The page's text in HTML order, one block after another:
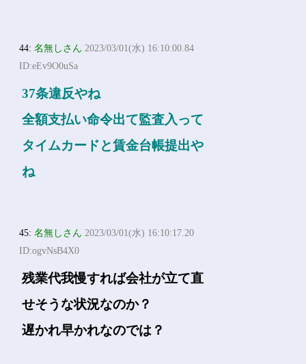
44:名無しさん 2023/03/01(水) 16:10:00.84
ID:eEv9O0uSa
37条違反やね
全額支払い命令出て監査入って
タイムカードと賃金台帳提出や
ね
45:名無しさん 2023/03/01(水) 16:10:17.20
ID:ogvNsB4X0
残業代我慢すれば会社が立て直
せそうな状況なのか？
遅かれ早かれなのでは？